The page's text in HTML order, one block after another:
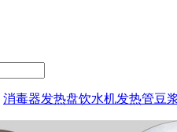
消毒器发热盘饮水机发热管豆